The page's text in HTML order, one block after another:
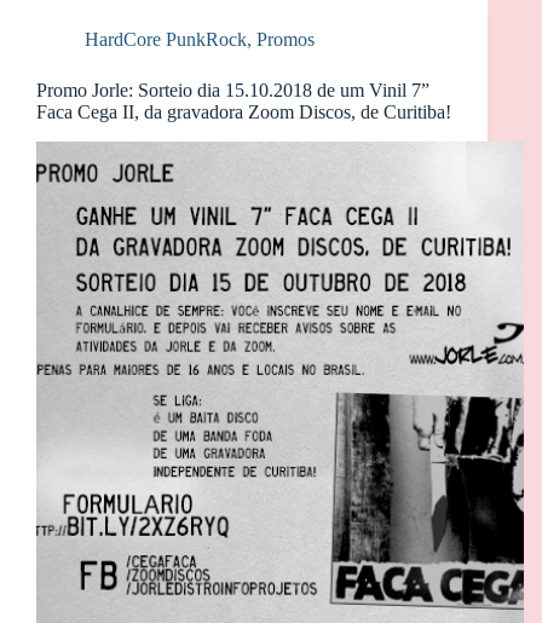
HardCore PunkRock, Promos
Promo Jorle: Sorteio dia 15.10.2018 de um Vinil 7”
Faca Cega II, da gravadora Zoom Discos, de Curitiba!